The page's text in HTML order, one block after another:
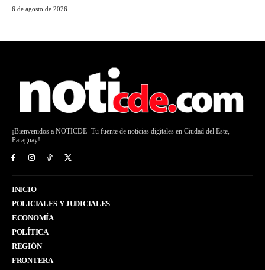
6 de agosto de 2026
¡Bienvenidos a NOTICDE- Tu fuente de noticias digitales en Ciudad del Este,
Paraguay!.
INICIO
POLICIALES Y JUDICIALES
ECONOMÍA
POLÍTICA
REGIÓN
FRONTERA